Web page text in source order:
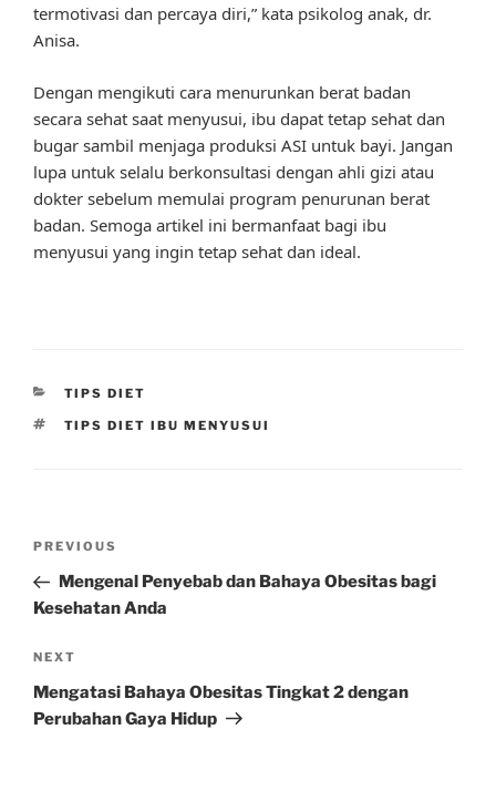
termotivasi dan percaya diri,” kata psikolog anak, dr.
Anisa.
Dengan mengikuti cara menurunkan berat badan
secara sehat saat menyusui, ibu dapat tetap sehat dan
bugar sambil menjaga produksi ASI untuk bayi. Jangan
lupa untuk selalu berkonsultasi dengan ahli gizi atau
dokter sebelum memulai program penurunan berat
badan. Semoga artikel ini bermanfaat bagi ibu
menyusui yang ingin tetap sehat dan ideal.
CATEGORIES
TIPS DIET
TAGS
TIPS DIET IBU MENYUSUI
Previous
Post
PREVIOUS
Mengenal Penyebab dan Bahaya Obesitas bagi
Kesehatan Anda
Next
Post
NEXT
Mengatasi Bahaya Obesitas Tingkat 2 dengan
Perubahan Gaya Hidup